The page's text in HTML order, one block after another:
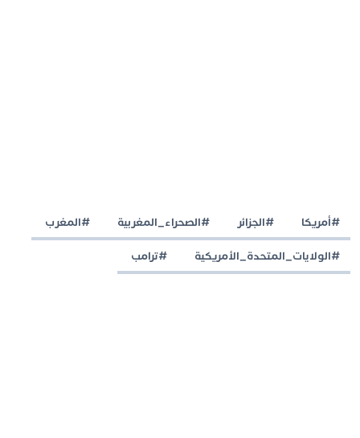
#أمريكا #الجزائر #الصحراء_المغربية #المغرب
#الولايات_المتحدة_الأمريكية #ترامب